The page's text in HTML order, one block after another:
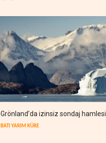
Grönland’da izinsiz sondaj hamlesi
BATI YARIM KÜRE